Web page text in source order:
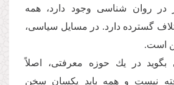
در روان شناسى وجود دارد، همه
گسترده دارد. در مسایل سیاسى،
است.
بگوید در یك حوزه معرفتى، اصلاً
نیست و همه باید یكسان سخن